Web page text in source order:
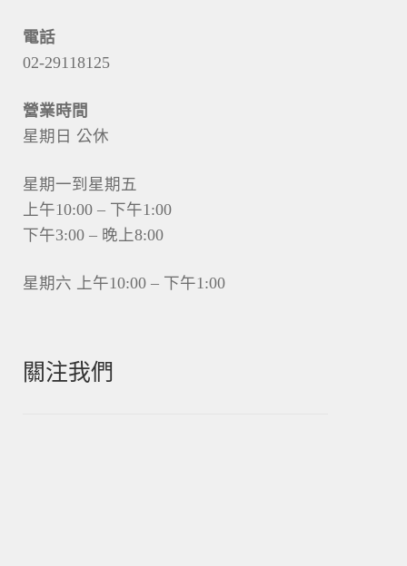
電話
02-29118125
營業時間
星期日 公休
星期一到星期五
上午10:00 – 下午1:00
下午3:00 – 晚上8:00
星期六 上午10:00 – 下午1:00
關注我們